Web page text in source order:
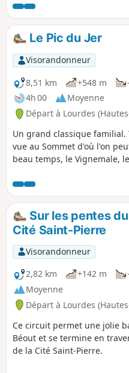
au neuf itinéraires de
ou moins longs. Cette
Juncalas, reprend certains
ces itinéraires afin de
Est de ce pays haut-pyrénéen
forêts, pâturages et crêtes.
ainsi, admirer la haute
piémont et la plaine. Elle
gravir le Soum de Trées et le
Lhési et, aussi, de visiter
Gazost, Ourdon, Lias et
Le Pic du Jer
Visorandonneur
8,51 km
+548 m
4h 00
Moyenne
Départ à Lourdes
Un grand classique familial.
vue au Sommet d'où l'on
beau temps, le Vignemale,
vues également vers
Pau tout le long de la
première partie se fait en
ombragée, la seconde est
Prévoir casquette et eau en
Dommage cependant que le
soit laissé à l'abandon car le
promontoire n'y est plus
comme sa table d'orientation.
Sur les pentes
Cité Saint-Pierre
Visorandonneur
2,82 km
+142 m
Moyenne
Départ à Lourdes
Ce circuit permet une jolie
Béout et se termine en
de la Cité Saint-Pierre.